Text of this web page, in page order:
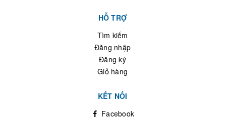
HỖ TRỢ
Tìm kiếm
Đăng nhập
Đăng ký
Giỏ hàng
KẾT NỐI
Facebook